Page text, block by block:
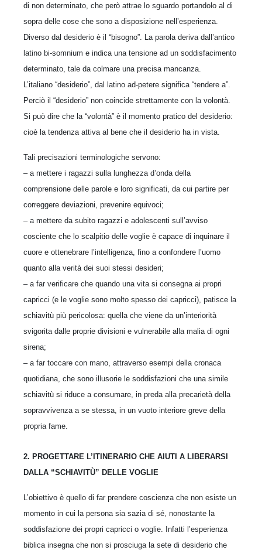
di non determinato, che però attrae lo sguardo portandolo al di
sopra delle cose che sono a disposizione nell’esperienza.
Diverso dal desiderio è il “bisogno”. La parola deriva dall’antico
latino bi-somnium e indica una tensione ad un soddisfacimento
determinato, tale da colmare una precisa mancanza.
L’italiano “desiderio”, dal latino ad-petere significa “tendere a”.
Perciò il “desiderio” non coincide strettamente con la volontà.
Si può dire che la “volontà” è il momento pratico del desiderio:
cioè la tendenza attiva al bene che il desiderio ha in vista.
Tali precisazioni terminologiche servono:
– a mettere i ragazzi sulla lunghezza d’onda della
comprensione delle parole e loro significati, da cui partire per
correggere deviazioni, prevenire equivoci;
– a mettere da subito ragazzi e adolescenti sull’avviso
cosciente che lo scalpitio delle voglie è capace di inquinare il
cuore e ottenebrare l’intelligenza, fino a confondere l’uomo
quanto alla verità dei suoi stessi desideri;
– a far verificare che quando una vita si consegna ai propri
capricci (e le voglie sono molto spesso dei capricci), patisce la
schiavitù più pericolosa: quella che viene da un’interiorità
svigorita dalle proprie divisioni e vulnerabile alla malia di ogni
sirena;
– a far toccare con mano, attraverso esempi della cronaca
quotidiana, che sono illusorie le soddi­sfazioni che una simile
schiavitù si riduce a consumare, in preda alla precarietà della
sopravvivenza a se stessa, in un vuoto interiore greve della
propria fame.
2. PROGETTARE L’ITINERARIO CHE AIUTI A LIBERARSI
DALLA “SCHIAVITÙ” DELLE VOGLIE
L’obiettivo è quello di far prendere coscienza che non esiste un
momento in cui la persona sia sazia di sé, nonostante la
soddisfazione dei propri capricci o voglie. Infatti l’esperienza
biblica insegna che non si prosciuga la sete di desiderio che